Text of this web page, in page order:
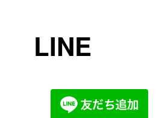
LINE